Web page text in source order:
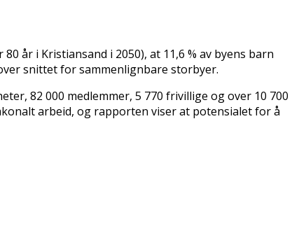
år i Kristiansand i 2050), at 11,6 % av byens barn
snittet for sammenlignbare storbyer.
82 000 medlemmer, 5 770 frivillige og over 10 700
arbeid, og rapporten viser at potensialet for å